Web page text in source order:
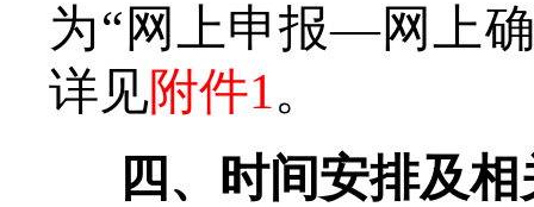
为“网上申报—网上
详见附件1。
四、时间安排及